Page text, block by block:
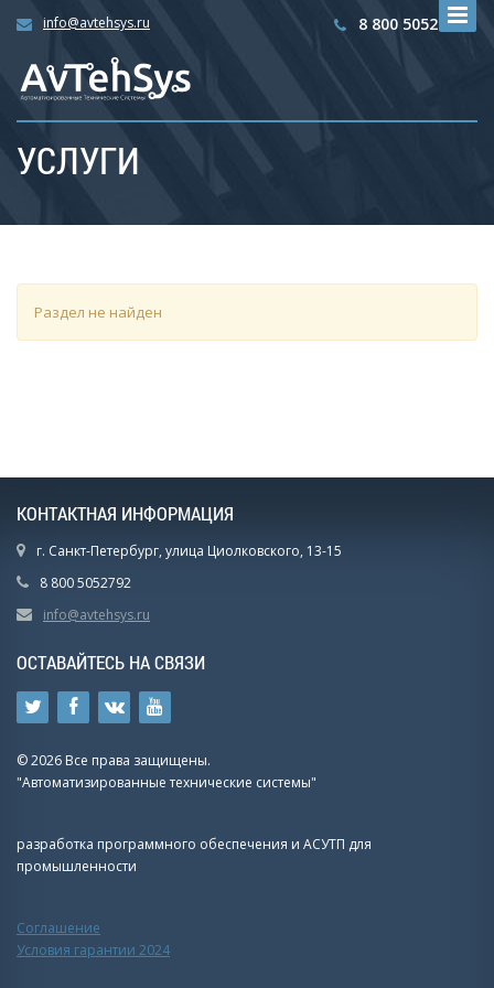
8 800 5052792
info@avtehsys.ru
УСЛУГИ
Раздел не найден
КОНТАКТНАЯ ИНФОРМАЦИЯ
г. Санкт-Петербург, улица Циолковского, 13-15
8 800 5052792
info@avtehsys.ru
ОСТАВАЙТЕСЬ НА СВЯЗИ
© 2026 Все права защищены.
"Автоматизированные технические системы"
разработка программного обеспечения и АСУТП для
промышленности
Соглашение
Условия гарантии 2024